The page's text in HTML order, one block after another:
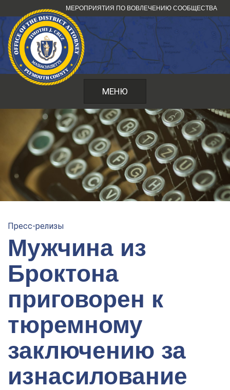
к
содержанию
МЕРОПРИЯТИЯ ПО ВОВЛЕЧЕНИЮ СООБЩЕСТВА
МЕНЮ
Пресс-релизы
Мужчина из
Броктона
приговорен к
тюремному
заключению за
изнасилование